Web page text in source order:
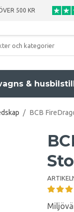
500 KR
&
/ BCB